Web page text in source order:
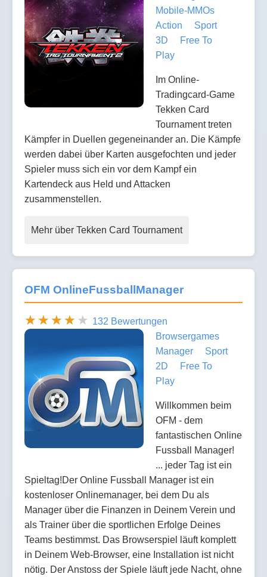
Mobile-MMOs
Action
Sport
3D
Free To
Play
Im Online-
Tradingcard-Game
Tekken Card
Tournament treten
Kämpfer in Duellen gegeneinander an. Die Kämpfe
werden dabei über Karten ausgefochten und jeder
Spieler muss sich ein vor dem Kampf ein
Kartendeck aus Held und Attacken
zusammenstellen.
Mehr über Tekken Card Tournament
OFM OnlineFussballManager
132 Bewertungen
Browsergames
Manager
Sport
2D
Free To
Play
Willkommen beim
OFM - dem
fantastischen Online
Fussball Manager!
... jeder Tag ist ein
Spieltag!Der Online Fussball Manager ist ein
kostenloser Onlinemanager, bei dem Du als
Manager über die Finanzen in Deinem Verein und
als Trainer über die sportlichen Erfolge Deines
Teams bestimmst. Das Browserspiel läuft komplett
in Deinem Web-Browser, eine Installation ist nicht
nötig. Der Anstoss der Spiele läuft jede Nacht, ohne